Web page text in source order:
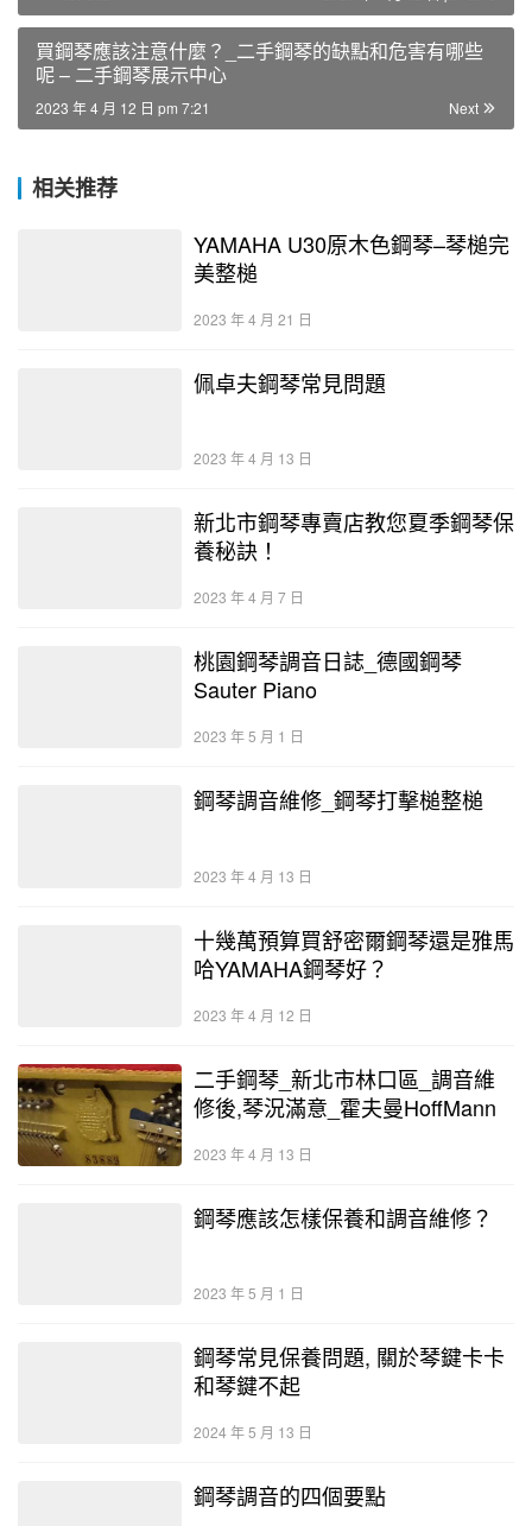
買鋼琴應該注意什麼？_二手鋼琴的缺點和危害有哪些
呢 – 二手鋼琴展示中心
Next
2023 年 4 月 12 日 pm 7:21
相关推荐
YAMAHA U30原木色鋼琴–琴槌完
美整槌
2023 年 4 月 21 日
佩卓夫鋼琴常見問題
2023 年 4 月 13 日
新北市鋼琴專賣店教您夏季鋼琴保
養秘訣！
2023 年 4 月 7 日
桃園鋼琴調音日誌_德國鋼琴
Sauter Piano
2023 年 5 月 1 日
鋼琴調音維修_鋼琴打擊槌整槌
2023 年 4 月 13 日
十幾萬預算買舒密爾鋼琴還是雅馬
哈YAMAHA鋼琴好？
2023 年 4 月 12 日
二手鋼琴_新北市林口區_調音維
修後,琴況滿意_霍夫曼HoffMann
2023 年 4 月 13 日
鋼琴應該怎樣保養和調音維修？
2023 年 5 月 1 日
鋼琴常見保養問題, 關於琴鍵卡卡
和琴鍵不起
2024 年 5 月 13 日
鋼琴調音的四個要點